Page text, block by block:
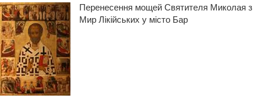
Перенесення мощей Святителя Миколая з
Мир Лікійських у місто Бар